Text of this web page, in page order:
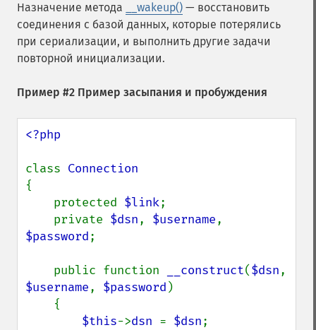
Назначение метода __wakeup() — восстановить
соединения с базой данных, которые потерялись
при сериализации, и выполнить другие задачи
повторной инициализации.
Пример #2 Пример засыпания и пробуждения
<?php
class
{
    protected
$link;
    private
$dsn, $username
$password;
    public function
__construct($dsn
$username, $password )
$this->dsn = $dsn;